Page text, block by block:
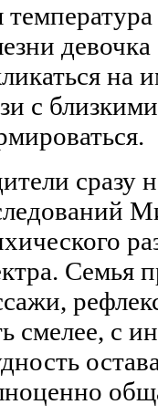
на
с
сразу
Семья
смелее, с